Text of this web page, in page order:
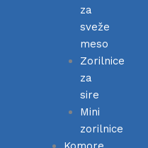
za
sveže
meso
Zorilnice
za
sire
Mini
zorilnice